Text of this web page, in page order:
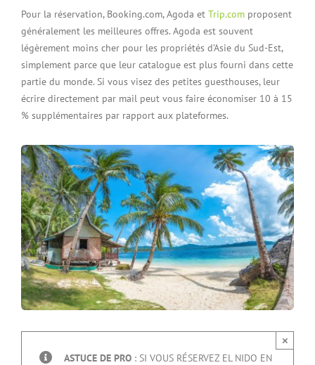
Pour la réservation, Booking.com, Agoda et Trip.com proposent
généralement les meilleures offres. Agoda est souvent
légèrement moins cher pour les propriétés d’Asie du Sud-Est,
simplement parce que leur catalogue est plus fourni dans cette
partie du monde. Si vous visez des petites guesthouses, leur
écrire directement par mail peut vous faire économiser 10 à 15
% supplémentaires par rapport aux plateformes.
ASTUCE DE PRO: SI VOUS RÉSERVEZ EL NIDO EN
×